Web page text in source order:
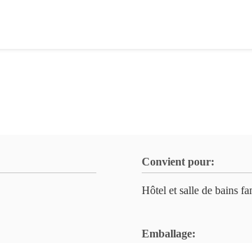
Convient pour:
Hôtel et salle de bains
Emballage: